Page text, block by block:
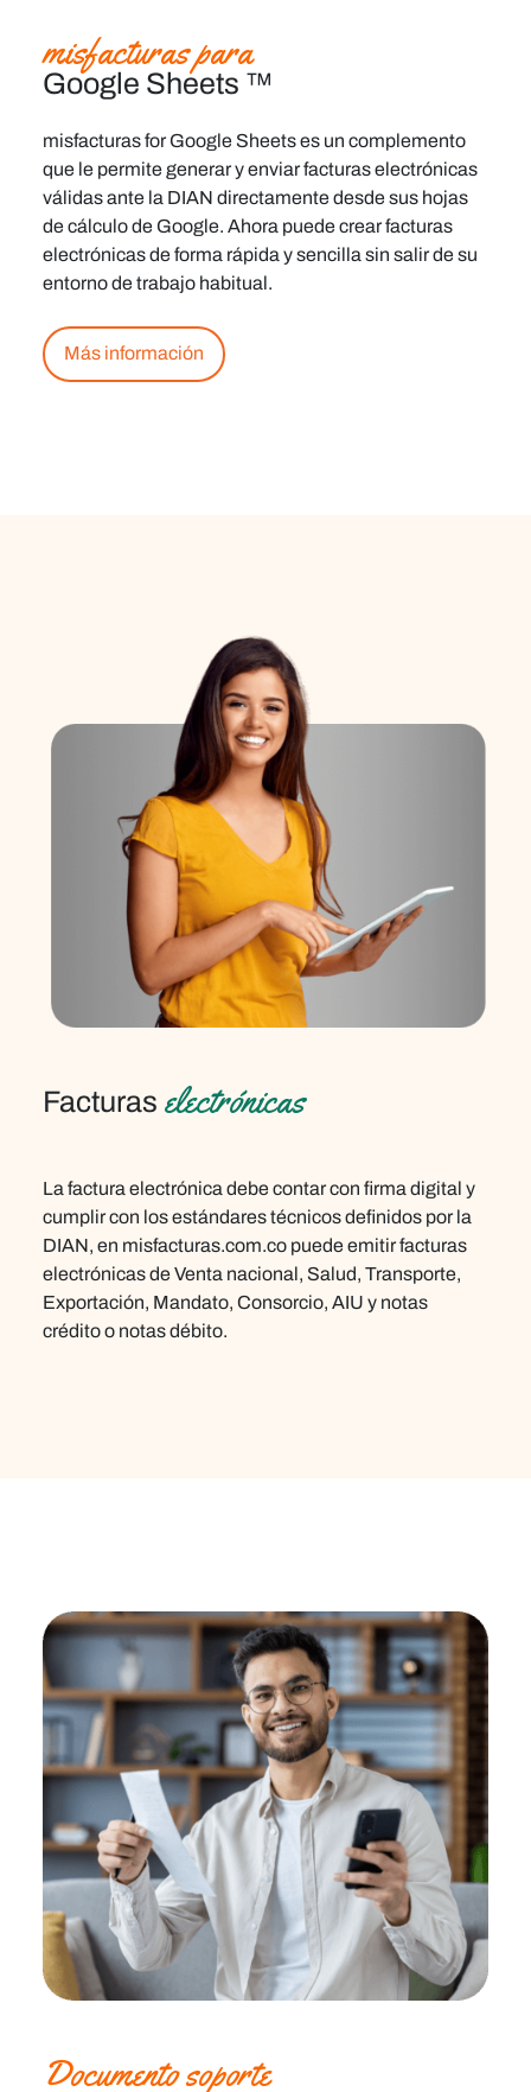
misfacturas para
Google Sheets ™
misfacturas for Google Sheetses un complemento
que le permite generar y enviar facturas electrónicas
válidas ante la DIAN directamente desde sus hojas
de cálculo de Google. Ahora puede crear facturas
electrónicas de forma rápida y sencilla sin salir de su
entorno de trabajo habitual.
Más información
Facturas electrónicas
La factura electrónica debe contar con firma digital y
cumplir con los estándares técnicos definidos por la
DIAN, en misfacturas.com.co puede emitir facturas
electrónicas de Venta nacional, Salud, Transporte,
Exportación, Mandato, Consorcio, AIU y notas
crédito o notas débito.
Documento soporte